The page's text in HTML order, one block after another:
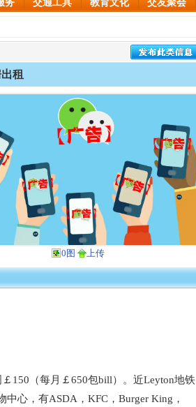
务 交通工具 教育文化 交友聚会
租
0图 上传
150（每月￡650包bill）。近Leyton地铁
心，有ASDA，KFC，Burger King，